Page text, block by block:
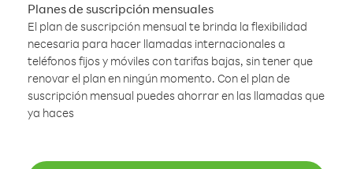
Planes de suscripción mensuales
El plan de suscripción mensual te brinda la flexibilidad
necesaria para hacer llamadas internacionales a
teléfonos fijos y móviles con tarifas bajas, sin tener que
renovar el plan en ningún momento. Con el plan de
suscripción mensual puedes ahorrar en las llamadas que
ya haces